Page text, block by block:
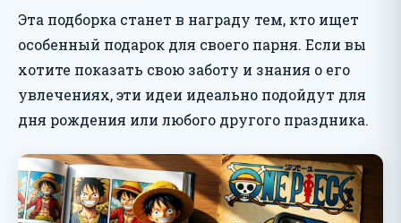
Эта подборка станет в награду тем, кто ищет
особенный подарок для своего парня. Если вы
хотите показать свою заботу и знания о его
увлечениях, эти идеи идеально подойдут для
дня рождения или любого другого праздника.